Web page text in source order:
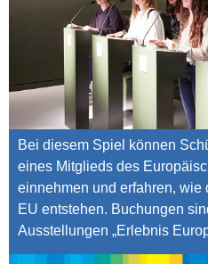
Bei diesem Spiel können
eines Mitglieds des
einnehmen und erfahren, wie
EU entstehen. Buchungen
Ausstellungen „Erlebnis